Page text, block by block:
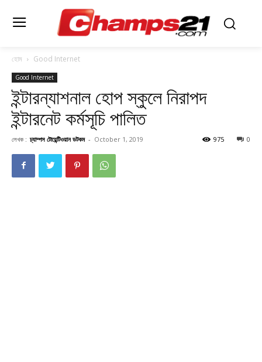
হোম Good Internet
Good Internet
ইন্টারন্যাশনাল হোপ স্কুলে নিরাপদ
ইন্টারনেট কর্মসূচি পালিত
লেখক : চ্যাম্পস টোয়েন্টিওয়ান ডটকম - October 1, 2019 0
975